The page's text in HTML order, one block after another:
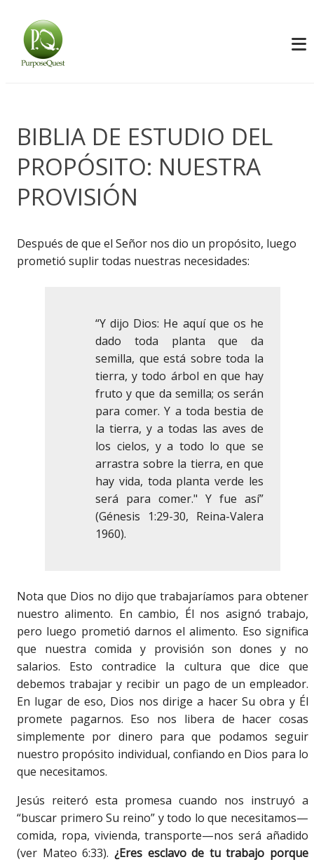
BIBLIA DE ESTUDIO DEL
PROPÓSITO: NUESTRA
PROVISIÓN
Después de que el Señor nos dio un propósito, luego
prometió suplir todas nuestras necesidades:
“Y dijo Dios: He aquí que os he
dado toda planta que da
semilla, que está sobre toda la
tierra, y todo árbol en que hay
fruto y que da semilla; os serán
para comer. Y a toda bestia de
la tierra, y a todas las aves de
los cielos, y a todo lo que se
arrastra sobre la tierra, en que
hay vida, toda planta verde les
será para comer." Y fue así”
(Génesis 1:29-30, Reina-Valera
1960).
Nota que Dios no dijo que trabajaríamos para obtener
nuestro alimento. En cambio, Él nos asignó trabajo,
pero luego prometió darnos el alimento. Eso significa
que nuestra comida y provisión son dones y no
salarios. Esto contradice la cultura que dice que
debemos trabajar y recibir un pago de un empleador.
En lugar de eso, Dios nos dirige a hacer Su obra y Él
promete pagarnos. Eso nos libera de hacer cosas
simplemente por dinero para que podamos seguir
nuestro propósito individual, confiando en Dios para lo
que necesitamos.
Jesús reiteró esta promesa cuando nos instruyó a
“buscar primero Su reino” y todo lo que necesitamos—
comida, ropa, vivienda, transporte—nos será añadido
(ver Mateo 6:33). ¿Eres esclavo de tu trabajo porque